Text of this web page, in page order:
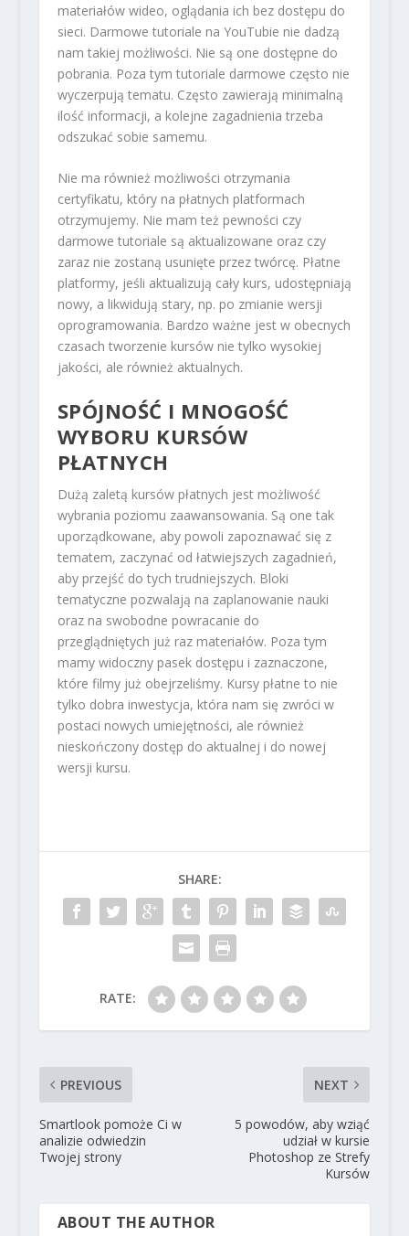
materiałów wideo, oglądania ich bez dostępu do
sieci. Darmowe tutoriale na YouTubie nie dadzą
nam takiej możliwości. Nie są one dostępne do
pobrania. Poza tym tutoriale darmowe często nie
wyczerpują tematu. Często zawierają minimalną
ilość informacji, a kolejne zagadnienia trzeba
odszukać sobie samemu.
Nie ma również możliwości otrzymania
certyfikatu, który na płatnych platformach
otrzymujemy. Nie mam też pewności czy
darmowe tutoriale są aktualizowane oraz czy
zaraz nie zostaną usunięte przez twórcę. Płatne
platformy, jeśli aktualizują cały kurs, udostępniają
nowy, a likwidują stary, np. po zmianie wersji
oprogramowania. Bardzo ważne jest w obecnych
czasach tworzenie kursów nie tylko wysokiej
jakości, ale również aktualnych.
SPÓJNOŚĆ I MNOGOŚĆ
WYBORU KURSÓW
PŁATNYCH
Dużą zaletą kursów płatnych jest możliwość
wybrania poziomu zaawansowania. Są one tak
uporządkowane, aby powoli zapoznawać się z
tematem, zaczynać od łatwiejszych zagadnień,
aby przejść do tych trudniejszych. Bloki
tematyczne pozwalają na zaplanowanie nauki
oraz na swobodne powracanie do
przeglądniętych już raz materiałów. Poza tym
mamy widoczny pasek dostępu i zaznaczone,
które filmy już obejrzeliśmy. Kursy płatne to nie
tylko dobra inwestycja, która nam się zwróci w
postaci nowych umiejętności, ale również
nieskończony dostęp do aktualnej i do nowej
wersji kursu.
SHARE:
RATE:
PREVIOUS
Smartlook pomoże Ci w
analizie odwiedzin
Twojej strony
NEXT
5 powodów, aby wziąć
udział w kursie
Photoshop ze Strefy
Kursów
ABOUT THE AUTHOR